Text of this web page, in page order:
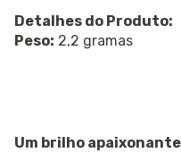
Detalhes do Produto:
Peso: 2,2 gramas
Um brilho